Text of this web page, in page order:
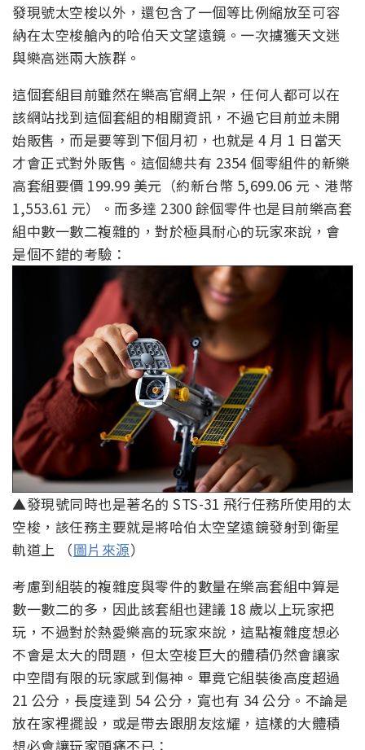
發現號太空梭以外，還包含了一個等比例縮放至可容
納在太空梭艙內的哈伯天文望遠鏡。一次擄獲天文迷
與樂高迷兩大族群。
這個套組目前雖然在樂高官網上架，任何人都可以在
該網站找到這個套組的相關資訊，不過它目前並未開
始販售，而是要等到下個月初，也就是 4 月 1 日當天
才會正式對外販售。這個總共有 2354 個零組件的新樂
高套組要價 199.99 美元（約新台幣 5,699.06 元、港幣
1,553.61 元）。而多達 2300 餘個零件也是目前樂高套
組中數一數二複雜的，對於極具耐心的玩家來說，會
是個不錯的考驗：
▲發現號同時也是著名的 STS-31 飛行任務所使用的太
空梭，該任務主要就是將哈伯太空望遠鏡發射到衛星
軌道上 （圖片來源）
考慮到組裝的複雜度與零件的數量在樂高套組中算是
數一數二的多，因此該套組也建議 18 歲以上玩家把
玩，不過對於熱愛樂高的玩家來說，這點複雜度想必
不會是太大的問題，但太空梭巨大的體積仍然會讓家
中空間有限的玩家感到傷神。畢竟它組裝後高度超過
21 公分，長度達到 54 公分，寬也有 34 公分。不論是
放在家裡擺設，或是帶去跟朋友炫耀，這樣的大體積
想必會讓玩家頭痛不已：